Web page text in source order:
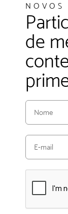
NOVOS
de